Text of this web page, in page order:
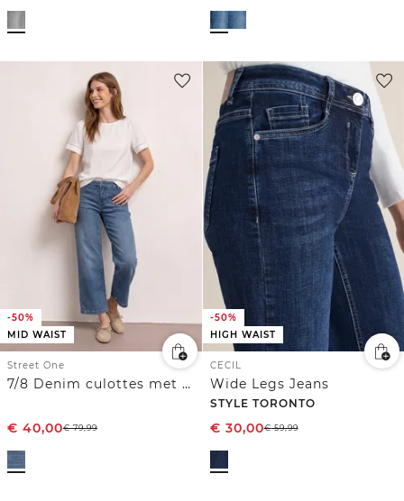
-50%
MID WAIST
Street One
7/8 Denim culottes met mid waist en knoopdetails
€ 40,00€79,99
-50%
HIGH WAIST
CECIL
Wide Legs Jeans
STYLE TORONTO
€ 30,00€59,99